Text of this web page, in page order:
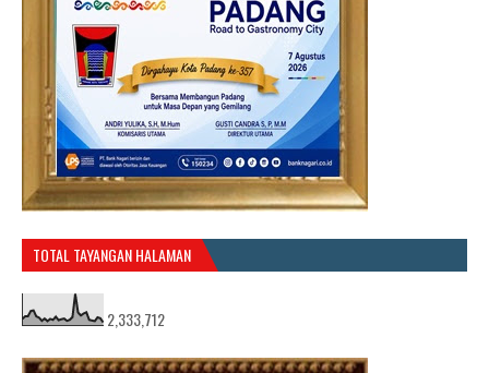
TOTAL TAYANGAN HALAMAN
2,333,712